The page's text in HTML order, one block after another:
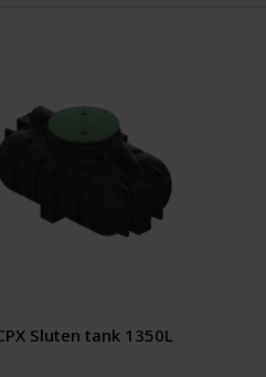
Sluten tank 1350L